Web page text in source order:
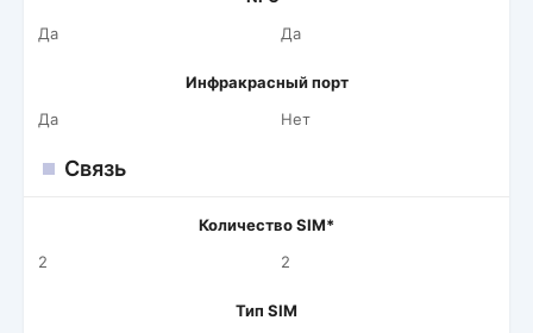
Да
Да
Инфракрасный порт
Да
Нет
Связь
Количество SIM*
2
2
Тип SIM